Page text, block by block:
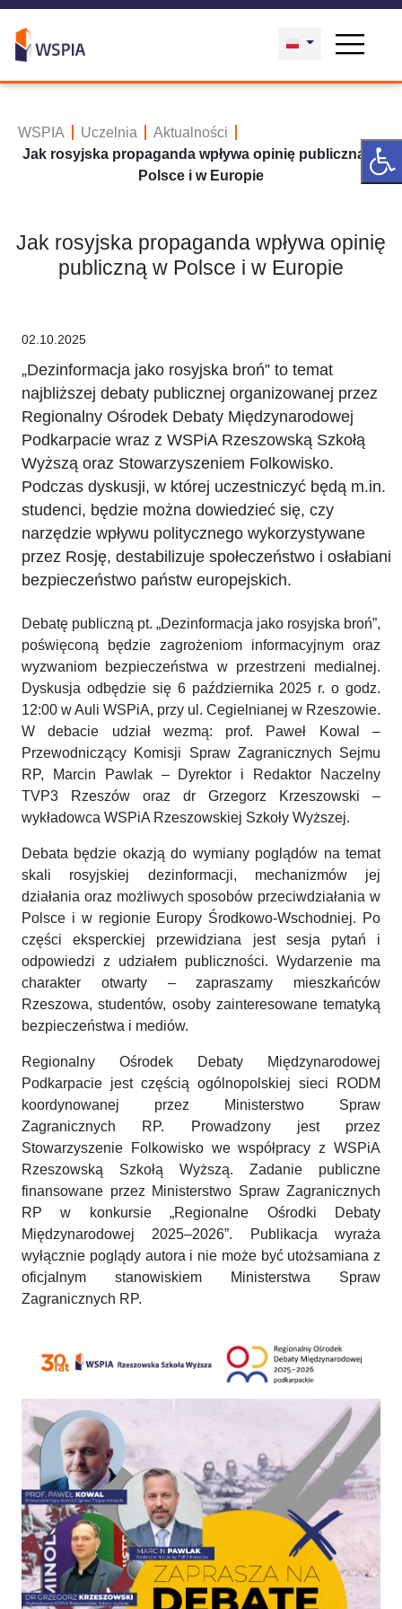
WSPIA Uczelnia
Aktualności
Jak rosyjska propaganda wpływa opinię publiczną w
Polsce i w Europie
Jak rosyjska propaganda wpływa opinię
publiczną w Polsce i w Europie
02.10.2025
„Dezinformacja jako rosyjska broń” to temat
najbliższej debaty publicznej organizowanej przez
Regionalny Ośrodek Debaty Międzynarodowej
Podkarpacie wraz z WSPiA Rzeszowską Szkołą
Wyższą oraz Stowarzyszeniem Folkowisko.
Podczas dyskusji, w której uczestniczyć będą m.in.
studenci, będzie można dowiedzieć się, czy
narzędzie wpływu politycznego wykorzystywane
przez Rosję, destabilizuje społeczeństwo i osłabiani
bezpieczeństwo państw europejskich.
Debatę publiczną pt. „Dezinformacja jako rosyjska broń”,
poświęconą będzie zagrożeniom informacyjnym oraz
wyzwaniom bezpieczeństwa w przestrzeni medialnej.
Dyskusja odbędzie się 6 października 2025 r. o godz.
12:00 w Auli WSPiA, przy ul. Cegielnianej w Rzeszowie.
W debacie udział wezmą: prof. Paweł Kowal –
Przewodniczący Komisji Spraw Zagranicznych Sejmu
RP, Marcin Pawlak – Dyrektor i Redaktor Naczelny
TVP3 Rzeszów oraz dr Grzegorz Krzeszowski –
wykładowca WSPiA Rzeszowskiej Szkoły Wyższej.
Debata będzie okazją do wymiany poglądów na temat
skali rosyjskiej dezinformacji, mechanizmów jej
działania oraz możliwych sposobów przeciwdziałania w
Polsce i w regionie Europy Środkowo-Wschodniej. Po
części eksperckiej przewidziana jest sesja pytań i
odpowiedzi z udziałem publiczności. Wydarzenie ma
charakter otwarty – zapraszamy mieszkańców
Rzeszowa, studentów, osoby zainteresowane tematyką
bezpieczeństwa i mediów.
Regionalny Ośrodek Debaty Międzynarodowej
Podkarpacie jest częścią ogólnopolskiej sieci RODM
koordynowanej przez Ministerstwo Spraw
Zagranicznych RP. Prowadzony jest przez
Stowarzyszenie Folkowisko we współpracy z WSPiA
Rzeszowską Szkołą Wyższą. Zadanie publiczne
finansowane przez Ministerstwo Spraw Zagranicznych
RP w konkursie „Regionalne Ośrodki Debaty
Międzynarodowej 2025–2026”. Publikacja wyraża
wyłącznie poglądy autora i nie może być utożsamiana z
oficjalnym stanowiskiem Ministerstwa Spraw
Zagranicznych RP.